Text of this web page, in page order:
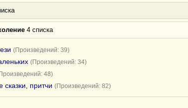
4 списка
(Произведений: 39)
(Произведений: 34)
48)
сказки, притчи (Произведений: 82)